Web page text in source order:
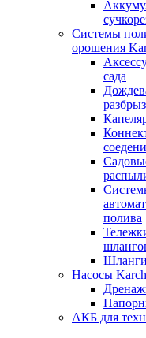
Системы
орошения
сада
полива
Шланги
Насосы
АКБ для